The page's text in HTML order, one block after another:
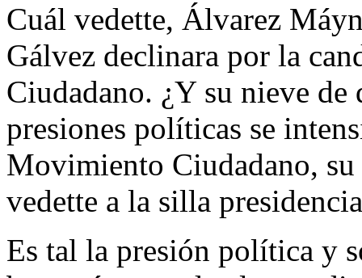
Cuál vedette, Álvarez
Gálvez declinara por la
Ciudadano. ¿Y su nieve
presiones políticas se
Movimiento Ciudadano,
vedette a la silla
Es tal la presión política y